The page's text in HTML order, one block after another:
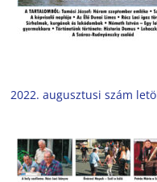
2022. augusztusi szám